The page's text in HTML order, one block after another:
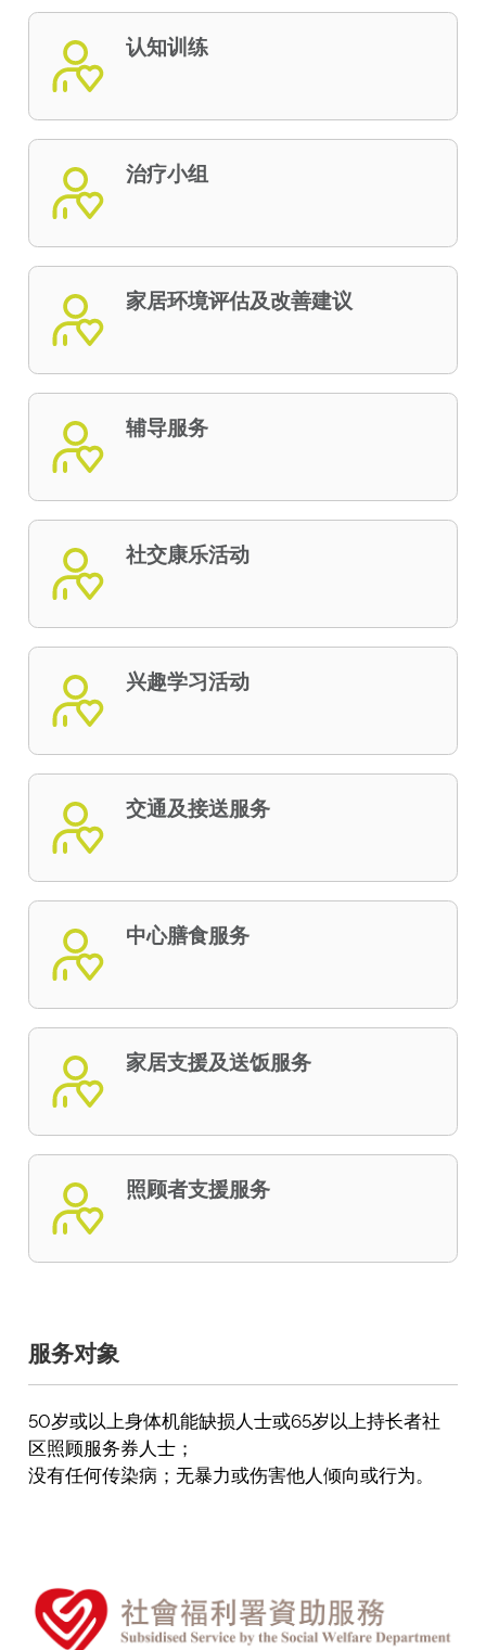
认知训练
治疗小组
家居环境评估及改善建议
辅导服务
社交康乐活动
兴趣学习活动
交通及接送服务
中心膳食服务
家居支援及送饭服务
照顾者支援服务
服务对象
50岁或以上身体机能缺损人士或65岁以上持长者社
区照顾服务券人士；
没有任何传染病；无暴力或伤害他人倾向或行为。